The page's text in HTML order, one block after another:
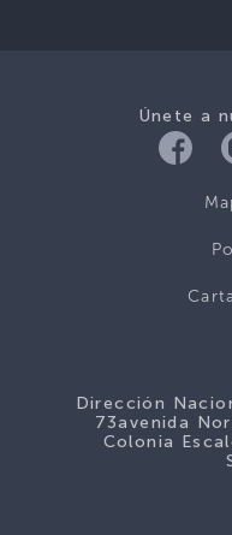
Únete a
Dirección
73avenida
Colonia